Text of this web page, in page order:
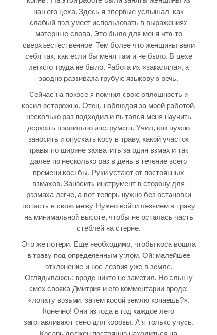
нашего цеха. Здесь я впервые услышал, как
слабый пол умеет использовать в выражениях
матерные слова. Это было для меня что-то
сверхъестественное. Тем более что женщины вели
себя так, как если бы меня там и не было. В цехе
легкого труда не было. Работа их «закаляла», а
заодно развивала грубую языковую речь.
Сейчас на покосе я помнил свою оплошность и
косил осторожно. Отец, наблюдая за моей работой,
несколько раз подходил и пытался меня научить
держать правильно инструмент. Учил, как нужно
заносить и опускать косу в траву, какой участок
травы по ширине захватить за один взмах и так
далее по несколько раз в день в течение всего
времени косьбы. Руки устают от постоянных
взмахов. Заносить инструмент в сторону для
размаха легче, а вот теперь нужно без остановки
попасть в свою межу. Нужно войти лезвием в траву
на минимальной высоте, чтобы не осталась часть
стеблей на стерне.
Это же потери. Еще необходимо, чтобы коса вошла
в траву под определенным углом. Ой: малейшее
отклонение и нос лезвия уже в земле.
Оглядываюсь: вроде никто не заметил. Но слышу
смех свояка Дмитрия и его комментарии вроде:
«лопату возьми, зачем косой землю копаешь?».
Конечно! Они из года в год каждое лето
заготавливают сено для коровы. А я только учусь.
Косарь должен постоянно находиться на